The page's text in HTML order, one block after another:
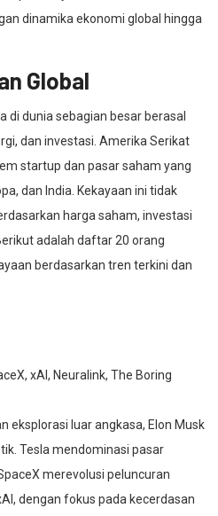
dinamika ekonomi global hingga
Global
di dunia sebagian besar berasal
dan investasi. Amerika Serikat
startup dan pasar saham yang
dan India. Kekayaan ini tidak
harga saham, investasi
adalah daftar 20 orang
berdasarkan tren terkini dan
xAI, Neuralink, The Boring
eksplorasi luar angkasa, Elon Musk
Tesla mendominasi pasar
merevolusi peluncuran
dengan fokus pada kecerdasan